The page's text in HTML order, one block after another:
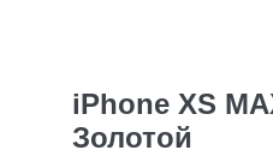
iPhone XS
Золотой